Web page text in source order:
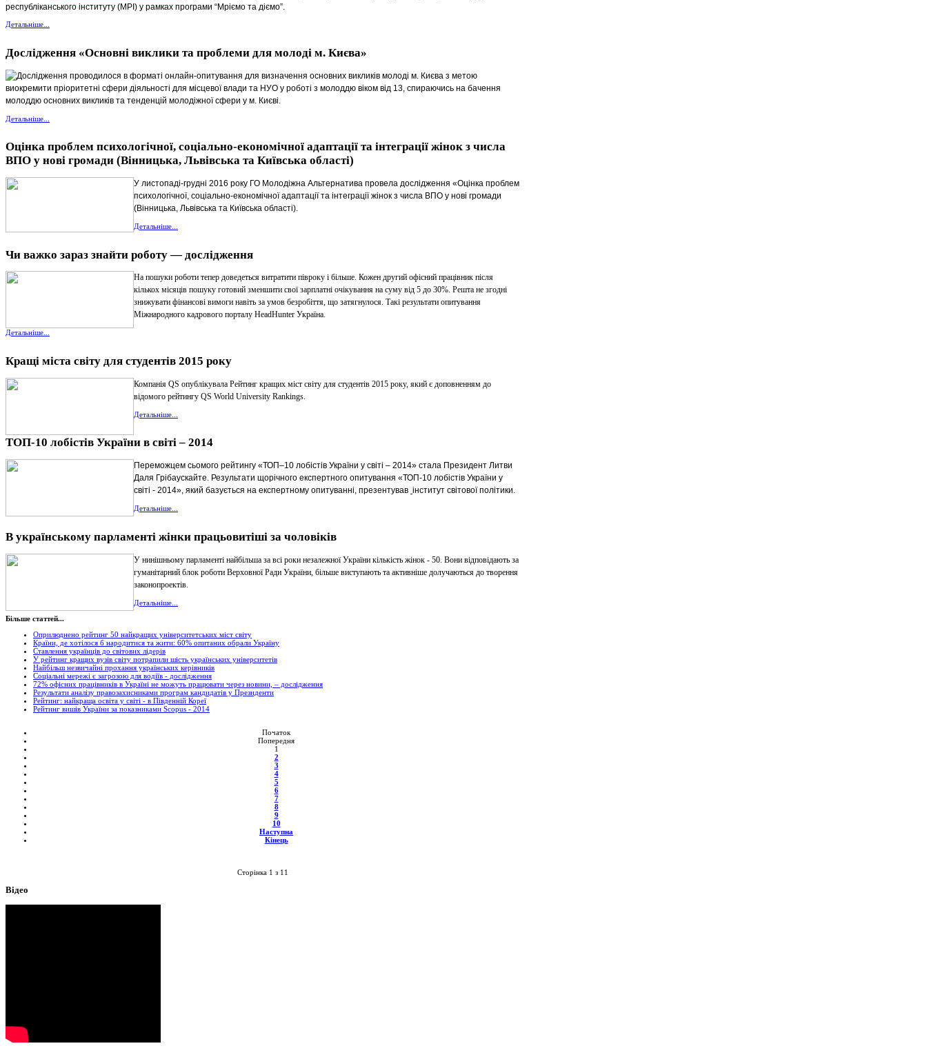
республіканського інституту (МРІ) у рамках програми “Мріємо та діємо”.
Детальніше...
Дослідження «Основні виклики та проблеми для молоді м. Києва»
Дослідження проводилося в форматі онлайн-опитування для визначення основних викликів молоді м. Києва з метою
виокремити пріоритетні сфери діяльності для місцевої влади та НУО у роботі з молоддю віком від 13, спираючись на бачення
молоддю основних викликів та тенденцій молодіжної сфери у м. Києві.
Детальніше...
Оцінка проблем психологічної, соціально-економічної адаптації та інтеграції жінок з числа
ВПО у нові громади (Вінницька, Львівська та Київська області)
У листопаді-грудні 2016 року ГО Молодіжна Альтернатива провела дослідження «Оцінка проблем
психологічної, соціально-економічної адаптації та інтеграції жінок з числа ВПО у нові громади
(Вінницька, Львівська та Київська області).
Детальніше...
Чи важко зараз знайти роботу — дослідження
На пошуки роботи тепер доведеться витратити півроку і більше. Кожен другий офісний працівник після
кількох місяців пошуку готовий зменшити свої зарплатні очікування на суму від 5 до 30%. Решта не згодні
знижувати фінансові вимоги навіть за умов безробіття, що затягнулося. Такі результати опитування
Міжнародного кадрового порталу HeadHunter Україна.
Детальніше...
Кращі міста світу для студентів 2015 року
Компанія QS опублікувала Рейтинг кращих міст світу для студентів 2015 року, який є доповненням до
відомого рейтингу QS World University Rankings.
Детальніше...
ТОП-10 лобістів України в світі – 2014
Переможцем сьомого рейтингу «ТОП–10 лобістів України у світі – 2014» стала Президент Литви
Даля Грібаускайте. Результати щорічного експертного опитування «ТОП-10 лобістів України у
світі - 2014», який базується на експертному опитуванні, презентував інститут світової політики.
Детальніше...
В українському парламенті жінки працьовитіші за чоловіків
У нинішньому парламенті найбільша за всі роки незалежної України кількість жінок - 50. Вони відповідають за
гуманітарний блок роботи Верховної Ради України, більше виступають та активніше долучаються до творення
законопроектів.
Детальніше...
Більше статтей...
Оприлюднено рейтинг 50 найкращих університетських міст світу
Країни, де хотілося б народитися та жити: 60% опитаних обрали Україну
Ставлення українців до світових лідерів
У рейтинг кращих вузів світу потрапили шість українських університетів
Найбільш незвичайні прохання українських керівників
Соціальні мережі є загрозою для водіїв - дослідження
72% офісних працівників в Україні не можуть працювати через новини, – дослідження
Результати аналізу правозахисниками програм кандидатів у Президенти
Рейтинг: найкраща освіта у світі - в Південній Кореї
Рейтинг вишів України за показниками Scopus - 2014
Початок
Попередня
1
2
3
4
5
6
7
8
9
10
Наступна
Кінець
Сторінка 1 з 11
Відео